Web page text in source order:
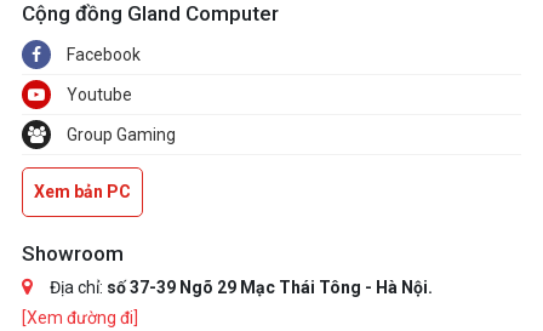
Cộng đồng Gland Computer
Facebook
Youtube
Group Gaming
Xem bản PC
Showroom
Địa chỉ: số 37-39 Ngõ 29 Mạc Thái Tông - Hà Nội.
[Xem đường đi]